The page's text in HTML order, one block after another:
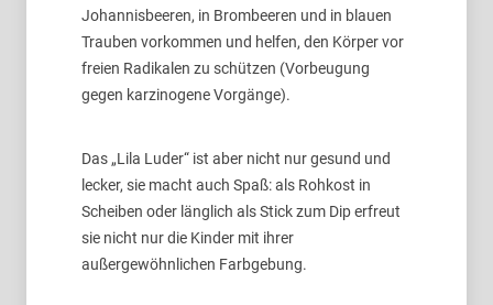
Johannisbeeren, in Brombeeren und in blauen
Trauben vorkommen und helfen, den Körper vor
freien Radikalen zu schützen (Vorbeugung
gegen karzinogene Vorgänge).
Das „Lila Luder“ ist aber nicht nur gesund und
lecker, sie macht auch Spaß: als Rohkost in
Scheiben oder länglich als Stick zum Dip erfreut
sie nicht nur die Kinder mit ihrer
außergewöhnlichen Farbgebung.